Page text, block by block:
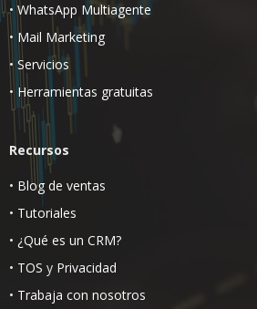
• WhatsApp Multiagente
• Mail Marketing
• Servicios
• Herramientas gratuitas
Recursos
• Blog de ventas
• Tutoriales
• ¿Qué es un CRM?
• TOS y Privacidad
• Trabaja con nosotros